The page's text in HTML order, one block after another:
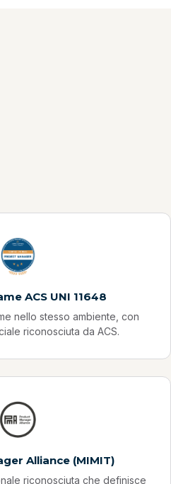
ACS UNI 11648
nello stesso ambiente, con
riconosciuta da ACS.
Alliance (MIMIT)
riconosciuta che definisce